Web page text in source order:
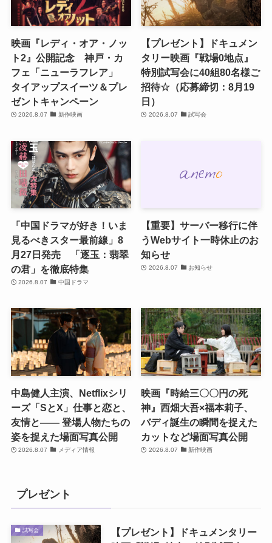
映画『レディ・オア・ノッ
ト2』公開記念 神戸・カ
フェ「ニューラフレア」
タイアップスイーツ＆プレ
ゼントキャンペーン
2026.8.07 新作映画
【プレゼント】ドキュメン
タリー映画『戦場0地点』
特別試写会に40組80名様ご
招待☆（応募締切：8月19
日）
2026.8.07 試写会
「中国ドラマが好き！いま
見るべきスター最前線」8
月27日発売 「逐玉：翡翠
の君」を徹底特集
2026.8.07 中国ドラマ
【重要】サーバー移行に伴
うWebサイト一時休止のお
知らせ
2026.8.07 お知らせ
中島健人主演、Netflixシリ
ーズ「SとX」仕事と恋と、
友情と―― 登場人物たちの
姿を捉えた場面写真公開
2026.8.07 メディア情報
映画『時給三〇〇円の死
神』西畑大吾×福本莉子、
バディ誕生の瞬間を捉えた
カットなど場面写真公開
2026.8.07 新作映画
プレゼント
試写会
【プレゼント】ドキュメンタリー